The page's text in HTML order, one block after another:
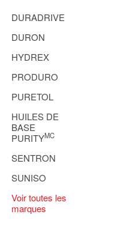
DURADRIVE
DURON
HYDREX
PRODURO
PURETOL
HUILES DE
BASE
PURITYMC
SENTRON
SUNISO
Voir toutes les
marques